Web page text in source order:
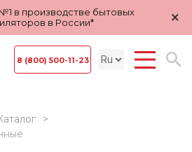
в производстве бытовых
в России*
×
8 (800) 500-11-23